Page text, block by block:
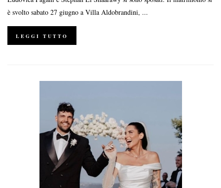
è svolto sabato 27 giugno a Villa Aldobrandini, ...
LEGGI TUTTO